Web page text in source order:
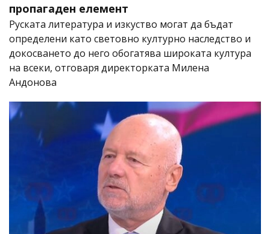
пропагаден елемент
Руската литература и изкуство могат да бъдат
определени като световно културно наследство и
докосването до него обогатява широката култура
на всеки, отговаря директорката Милена
Андонова